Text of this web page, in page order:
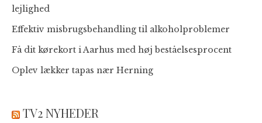
lejlighed
Effektiv misbrugsbehandling til alkoholproblemer
Få dit kørekort i Aarhus med høj beståelsesprocent
Oplev lækker tapas nær Herning
TV2 NYHEDER